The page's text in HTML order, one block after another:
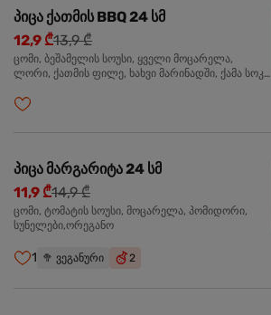
პიცა ქათმის BBQ 24 სმ
12,9 ₾13,9 ₾
ცომი, ბეშამელის სოუსი, ყველი მოცარელა,
ლორი, ქათმის ფილე, ხახვი მარინადში, ქამა სოკო
პიცა მარგარიტა 24 სმ
11,9 ₾14,9 ₾
ცომი, ტომატის სოუსი, მოცარელა, პომიდორი,
სუნელები,ორეგანო
1 🥦 ვეგანური 2